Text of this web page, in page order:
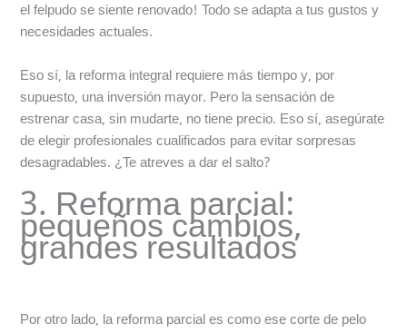
el felpudo se siente renovado! Todo se adapta a tus gustos y
necesidades actuales.
Eso sí, la reforma integral requiere más tiempo y, por
supuesto, una inversión mayor. Pero la sensación de
estrenar casa, sin mudarte, no tiene precio. Eso sí, asegúrate
de elegir profesionales cualificados para evitar sorpresas
desagradables. ¿Te atreves a dar el salto?
3. Reforma parcial:
pequeños cambios,
grandes resultados
Por otro lado, la reforma parcial es como ese corte de pelo